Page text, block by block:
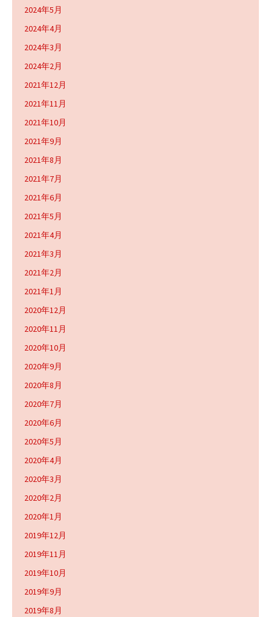
2024年5月
2024年4月
2024年3月
2024年2月
2021年12月
2021年11月
2021年10月
2021年9月
2021年8月
2021年7月
2021年6月
2021年5月
2021年4月
2021年3月
2021年2月
2021年1月
2020年12月
2020年11月
2020年10月
2020年9月
2020年8月
2020年7月
2020年6月
2020年5月
2020年4月
2020年3月
2020年2月
2020年1月
2019年12月
2019年11月
2019年10月
2019年9月
2019年8月